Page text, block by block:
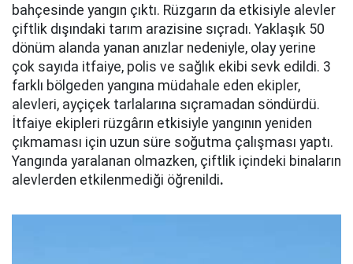
bahçesinde yangın çıktı. Rüzgarın da etkisiyle alevler
çiftlik dışındaki tarım arazisine sıçradı. Yaklaşık 50
dönüm alanda yanan anızlar nedeniyle, olay yerine
çok sayıda itfaiye, polis ve sağlık ekibi sevk edildi. 3
farklı bölgeden yangına müdahale eden ekipler,
alevleri, ayçiçek tarlalarına sıçramadan söndürdü.
İtfaiye ekipleri rüzgârın etkisiyle yangının yeniden
çıkmaması için uzun süre soğutma çalışması yaptı.
Yangında yaralanan olmazken, çiftlik içindeki binaların
alevlerden etkilenmediği öğrenildi.